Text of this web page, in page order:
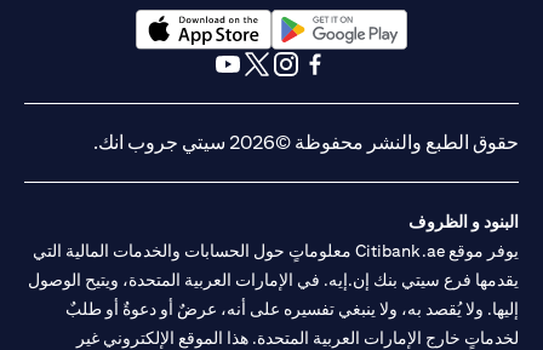
opens in a new tab
opens in a new tab
حقوق الطبع والنشر محفوظة ©2026 سيتي جروب انك.
البنود و الظروف
يوفر موقع Citibank.ae معلوماتٍ حول الحسابات والخدمات المالية التي
يقدمها فرع سيتي بنك إن.إيه. في الإمارات العربية المتحدة، ويتيح الوصول
إليها. ولا يُقصد به، ولا ينبغي تفسيره على أنه، عرضٌ أو دعوةٌ أو طلبٌ
لخدماتٍ خارج الإمارات العربية المتحدة. هذا الموقع الإلكتروني غير